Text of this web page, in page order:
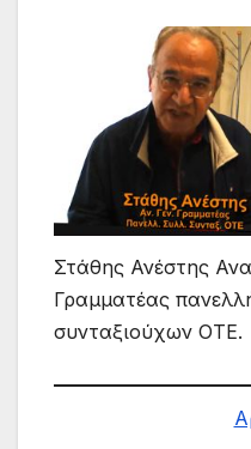
Στάθης Ανέστης
Γραμματέας
συνταξιούχων ΟΤΕ.